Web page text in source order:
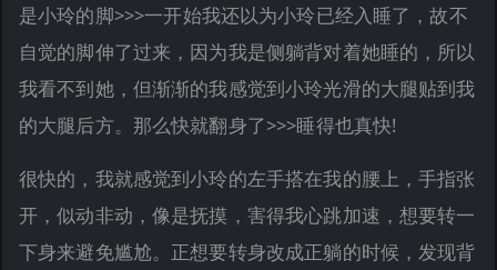
是小玲的脚>>>一开始我还以为小玲已经入睡了，故不
自觉的脚伸了过来，因为我是侧躺背对着她睡的，所以
我看不到她，但渐渐的我感觉到小玲光滑的大腿贴到我
的大腿后方。那么快就翻身了>>>睡得也真快!
很快的，我就感觉到小玲的左手搭在我的腰上，手指张
开，似动非动，像是抚摸，害得我心跳加速，想要转一
下身来避免尴尬。正想要转身改成正躺的时候，发现背